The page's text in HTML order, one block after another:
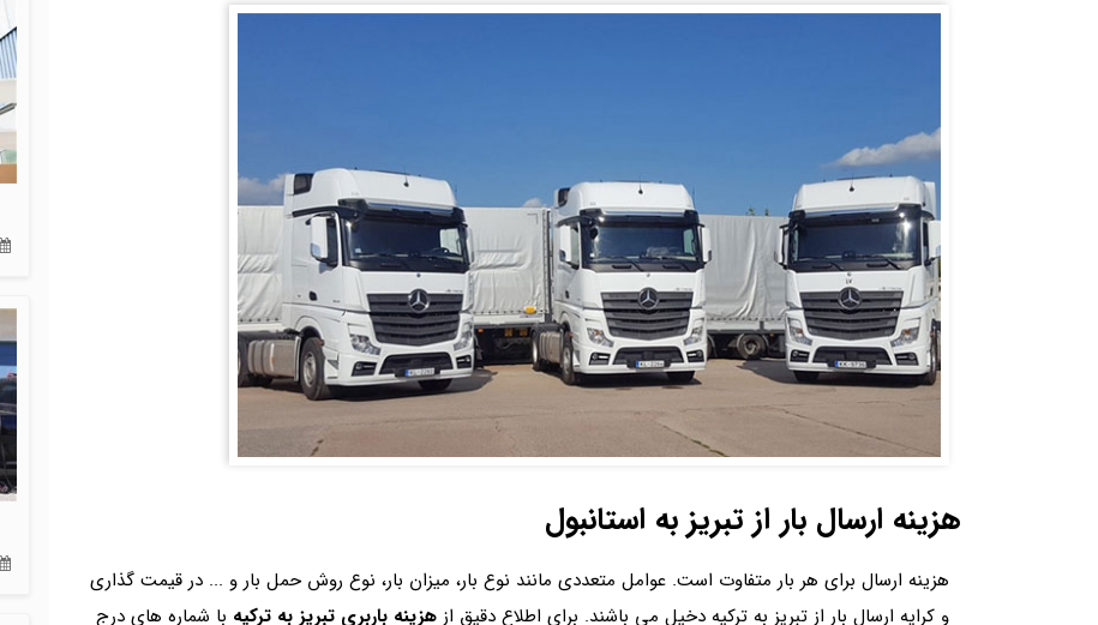
هزینه ارسال بار از تبریز به استانبول
هزینه ارسال برای هر بار متفاوت است. عوامل متعددی مانند نوع بار، میزان بار، نوع روش حمل بار و ... در قیمت گذاری
و کرایه ارسال بار از تبریز به ترکیه دخیل می باشند. برای اطلاع دقیق از هزینه باربری تبریز به ترکیه با شماره های درج